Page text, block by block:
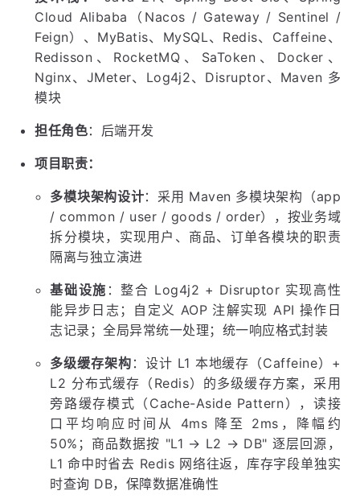
Cloud Alibaba（Nacos / Gateway / Sentinel /
Feign）、MyBatis、MySQL、Redis、Caffeine、
Redisson、RocketMQ、SaToken、Docker、
Nginx、JMeter、Log4j2、Disruptor、Maven 多
模块
担任角色：后端开发
项目职责：
多模块架构设计：采用 Maven 多模块架构（app
/ common / user / goods / order），按业务域
拆分模块，实现用户、商品、订单各模块的职责
隔离与独立演进
基础设施 ：整合 Log4j2 + Disruptor 实现高性
能异步日志；自定义 AOP 注解实现 API 操作日
志记录；全局异常统一处理；统一响应格式封装
多级缓存架构 ：设计 L1 本地缓存（Caffeine）+
L2 分布式缓存（Redis）的多级缓存方案，采用
旁路缓存模式（Cache-Aside Pattern），读接
口平均响应时间从 4ms 降至 2ms，降幅约
50%；商品数据按 "L1 → L2 → DB" 逐层回源，
L1 命中时省去 Redis 网络往返，库存字段单独实
时查询 DB，保障数据准确性